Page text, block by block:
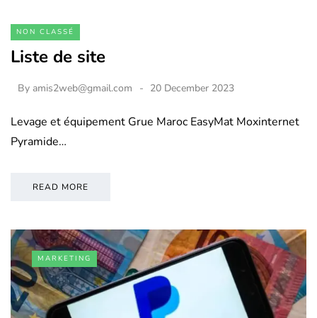
NON CLASSÉ
Liste de site
By amis2web@gmail.com 20 December 2023
Levage et équipement Grue Maroc EasyMat Moxinternet
Pyramide…
READ MORE
MARKETING